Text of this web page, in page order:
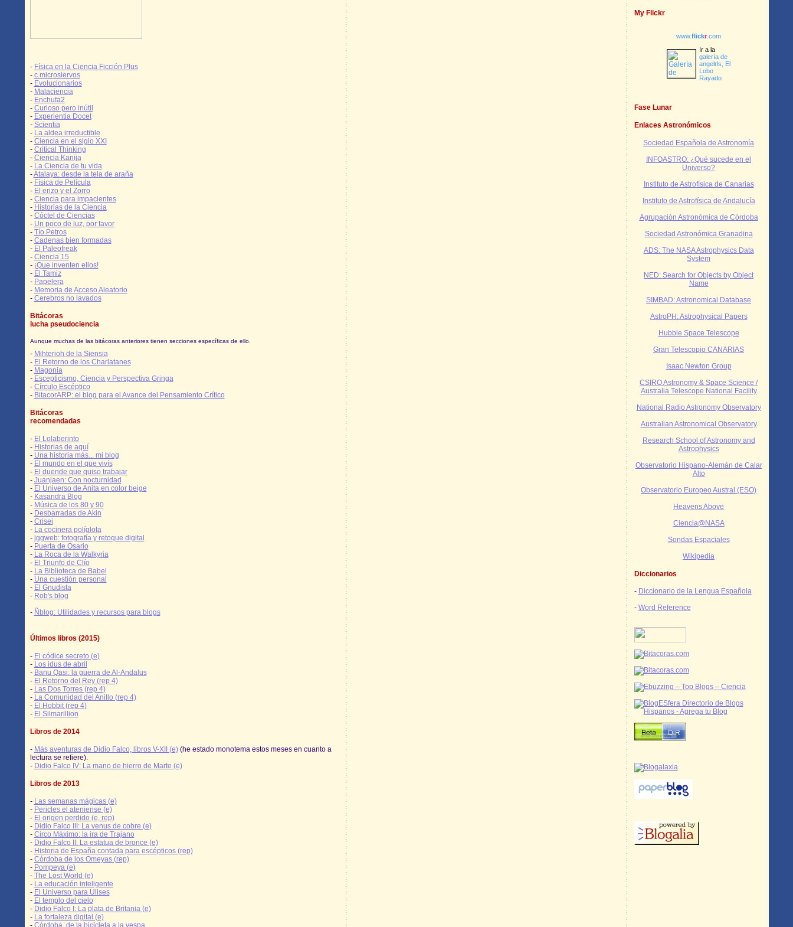
- Física en la Ciencia Ficción Plus
- c.microsiervos
- Evolucionarios
- Malaciencia
- Enchufa2
- Curioso pero inútil
- Experientia Docet
- Scientia
- La aldea irreductible
- Ciencia en el siglo XXI
- Critical Thinking
- Ciencia Kanija
- La Ciencia de tu vida
-Atalaya: desde la tela de araña
- Física de Película
- El erizo y el Zorro
- Ciencia para impacientes
- Historias de la Ciencia
- Cóctel de Ciencias
- Un poco de luz, por favor
- Tío Petros
- Cadenas bien formadas
- El Paleofreak
- Ciencia 15
- ¡Que inventen ellos!
- El Tamiz
- Papelera
- Memoria de Acceso Aleatorio
- Cerebros no lavados
Bitácoras
lucha pseudociencia
Aunque muchas de las bitácoras anteriores tienen secciones específicas de ello.
- Mihterioh de la Siensia
- El Retorno de los Charlatanes
- Magonia
- Escepticismo, Ciencia y Perspectiva Gringa
- Círculo Escéptico
- BitacorARP: el blog para el Avance del Pensamiento Crítico
Bitácoras
recomendadas
- El Lolaberinto
- Historias de aquí
- Una historia más... mi blog
- El mundo en el que vivís
- El duende que quiso trabajar
- Juanjaen: Con nocturnidad
- El Universo de Anita en color beige
- Kasandra Blog
- Música de los 80 y 90
- Desbarradas de Akin
- Crisei
- La cocinera políglota
- jggweb: fotografía y retoque digital
- Puerta de Osario
- La Roca de la Walkyria
- El Triunfo de Clío
- La Biblioteca de Babel
- Una cuestión personal
- El Gnudista
- Rob's blog
- Ñblog: Utilidades y recursos para blogs
Últimos libros (2015)
- El códice secreto (e)
- Los idus de abril
- Banu Qasi: la guerra de Al-Andalus
- El Retorno del Rey (rep 4)
- Las Dos Torres (rep 4)
- La Comunidad del Anillo (rep 4)
- El Hobbit (rep 4)
- El Silmarillion
Libros de 2014
- Más aventuras de Didio Falco, libros V-XII (e)(he estado monotema estos meses en cuanto a
lectura se refiere).
- Didio Falco IV: La mano de hierro de Marte (e)
Libros de 2013
- Las semanas mágicas (e)
- Pericles el ateniense (e)
- El origen perdido (e, rep)
- Didio Falco III: La venus de cobre (e)
- Circo Máximo: la ira de Trajano
- Didio Falco II: La estatua de bronce (e)
- Historia de España contada para escépticos (rep)
- Córdoba de los Omeyas (rep)
- Pompeya (e)
- The Lost World (e)
- La educación inteligente
- El Universo para Ulises
- El templo del cielo
- Didio Falco I: La plata de Britania (e)
- La fortaleza digital (e)
- Córdoba, de la bicicleta a la vespa
My Flickr
www.flickr.com
Ir a la
galería de
angelrls, El
Lobo
Rayado
Fase Lunar
Enlaces Astronómicos
Sociedad Española de Astronomía
INFOASTRO: ¿Qué sucede en el
Universo?
Instituto de Astrofísica de Canarias
Instituto de Astrofísica de Andalucía
Agrupación Astronómica de Córdoba
Sociedad Astronómica Granadina
ADS: The NASA Astrophysics Data
System
NED: Search for Objects by Object
Name
SIMBAD: Astronomical Database
AstroPH: Astrophysical Papers
Hubble Space Telescope
Gran Telescopio CANARIAS
Isaac Newton Group
CSIRO Astronomy & Space Science /
Australia Telescope National Facility
National Radio Astronomy Observatory
Australian Astronomical Observatory
Research School of Astronomy and
Astrophysics
Observatorio Hispano-Alemán de Calar
Alto
Observatorio Europeo Austral (ESO)
Heavens Above
Ciencia@NASA
Sondas Espaciales
Wikipedia
Diccionarios
- Diccionario de la Lengua Española
- Word Reference